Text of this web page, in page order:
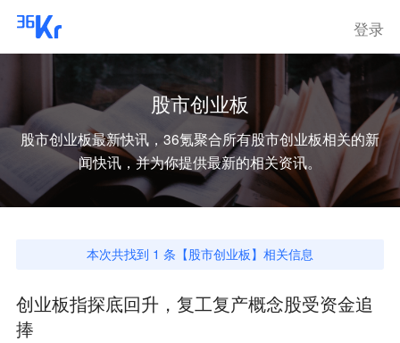
登录
股市创业板
股市创业板最新快讯，36氪聚合所有股市创业板相关的新
闻快讯，并为你提供最新的相关资讯。
本次共找到 1 条【股市创业板 】相关信息
创业板指探底回升，复工复产概念股受资金追
捧